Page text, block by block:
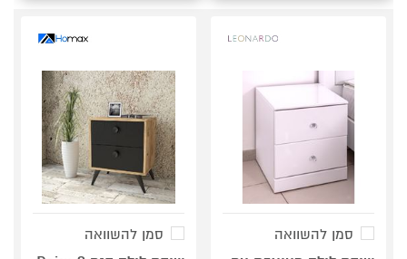
סמן להשוואה
סמן להשוואה